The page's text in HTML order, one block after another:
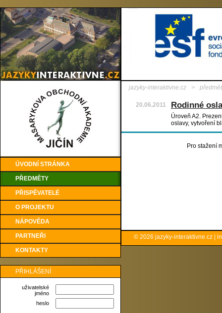
ÚVODNÍ STRÁNKA
PŘEDMĚTY
PŘISPĚVATELÉ
O PROJEKTU
NÁPOVĚDA
PARTNEŘI
KONTAKTY
PŘIHLÁŠENÍ
uživatelské
jméno
heslo
jazyky-interaktivne.cz >
20.06.2011 Rodinné
Úroveň A2.
oslavy, vytvoření
Pro stažení
© 2026 jazyky-interaktivne.cz